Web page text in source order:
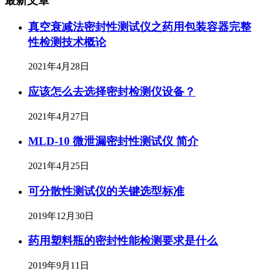
真空衰减法密封性测试仪之药用包装容器完整
性检测技术概论
2021年4月28日
应该怎么去选择密封检测仪设备？
2021年4月27日
MLD-10 微泄漏密封性测试仪 简介
2021年4月25日
可分散性测试仪的关键选型标准
2019年12月30日
药用塑料瓶的密封性能检测要求是什么
2019年9月11日